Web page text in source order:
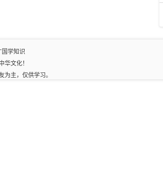
学知识
华文化！
为主，仅供学习。